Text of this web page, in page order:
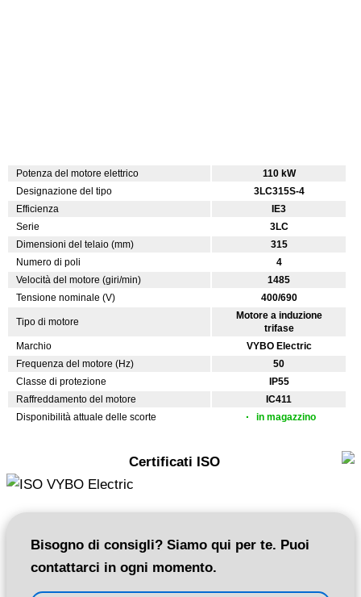
Potenza del motore elettrico
110 kW
Designazione del tipo
3LC315S-4
Efficienza
IE3
Serie
3LC
Dimensioni del telaio (mm)
315
Numero di poli
4
Velocità del motore (giri/min)
1485
Tensione nominale (V)
400/690
Tipo di motore
Motore a induzione
trifase
Marchio
VYBO Electric
Frequenza del motore (Hz)
50
Classe di protezione
IP55
Raffreddamento del motore
IC411
Disponibilità attuale delle scorte
in magazzino
Certificati ISO
Bisogno di consigli? Siamo qui per te. Puoi
contattarci in ogni momento.